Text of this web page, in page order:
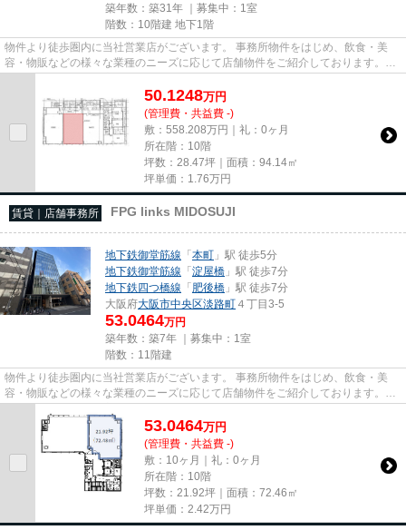
築年数：築31年 ｜募集中： 1室
階数：10階建 地下1階
物件より徒歩圏内に当社営業店がございます。 事務所物件をはじめ、飲食・美
容・物販などの様々な業種のニーズに応じて店舗物件をご紹介しております。
尚、弊社ではおとり広告は一切...
50.1248万円
(管理費・共益費 -)
敷：558.208万円｜礼：0ヶ月
所在階：10階
坪数：28.47坪｜面積：94.14㎡
坪単価： 1.76万円
賃貸｜店舗事務所 FPG links MIDOSUJI
地下鉄御堂筋線 「本町 」駅 徒歩5分
地下鉄御堂筋線 「淀屋橋 」駅 徒歩7分
地下鉄四つ橋線 「肥後橋 」駅 徒歩7分
大阪府大阪市中央区淡路町 ４丁目3-5
53.0464万円
築年数：築7年 ｜募集中： 1室
階数：11階建
物件より徒歩圏内に当社営業店がございます。 事務所物件をはじめ、飲食・美
容・物販などの様々な業種のニーズに応じて店舗物件をご紹介しております。
尚、弊社ではおとり広告は一切...
53.0464万円
(管理費・共益費 -)
敷：10ヶ月｜礼：0ヶ月
所在階：10階
坪数：21.92坪｜面積：72.46㎡
坪単価： 2.42万円